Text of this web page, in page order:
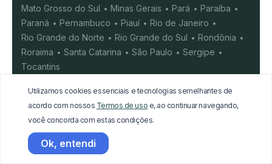
Mato Grosso do Sul
Minas Gerais Pará
Paraíba
Paraná
Pernambuco Piauí
Rio de Janeiro
Rio Grande do Norte
Rio Grande do Sul
Rondônia
Roraima
Santa Catarina São Paulo
Sergipe
Tocantins
A MaisMei é uma empresa privada independente, sem
Utilizamos cookies essenciais e tecnologias semelhantes de
acordo com nossos Termos de uso e, ao continuar navegando,
você concorda com estas condições.
Ok, entendi